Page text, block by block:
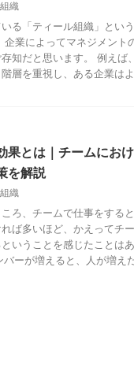
組織
る「ティール組織」とい
企業によってマネジメント
知だと思います。 例えば
層を重視し、ある企業は
果とは｜チームにお
を解説
組織
ろ、チームで仕事をする
ば多いほど、かえってチ
いうことを感じたことは
ーが増えると、人が増え